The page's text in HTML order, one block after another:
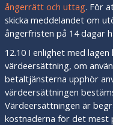
ångerrätt och uttag. För
skicka meddelandet om
ångerfristen på 14 dagar
12.10 I enlighet med
värdeersättning, om
betaltjänsterna upphör
värdeersättningen
Värdeersättningen är
kostnaderna för det